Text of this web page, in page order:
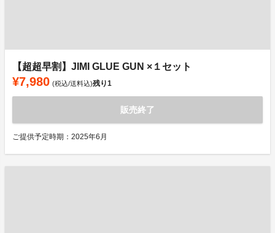
【超超早割】JIMI GLUE GUN ×１セット
¥7,980 (税込/送料込)残り1
販売終了
ご提供予定時期：2025年6月